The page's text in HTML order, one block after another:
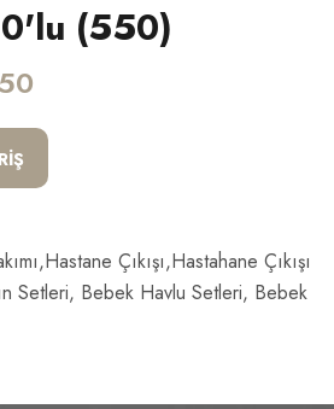
(550)
Çıkışı,hastahane Çıkışı
Setleri, Bebek Havlu Setleri, Bebek